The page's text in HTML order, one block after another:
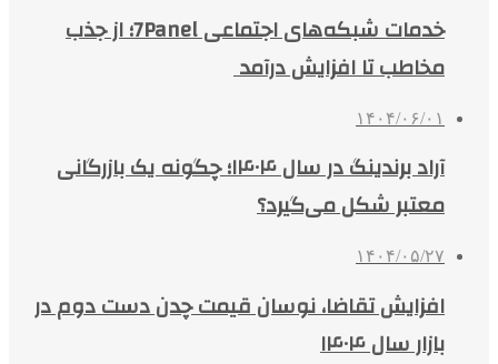
خدمات شبکه‌های اجتماعی 7Panel؛ از جذب
مخاطب تا افزایش درآمد
۱۴۰۴/۰۶/۰۱
آراد برندینگ در سال ۱۴۰۴؛ چگونه یک بازرگانی
معتبر شکل می‌گیرد؟
۱۴۰۴/۰۵/۲۷
افزایش تقاضا، نوسان قیمت چدن دست دوم در
بازار سال ۱۴۰۴